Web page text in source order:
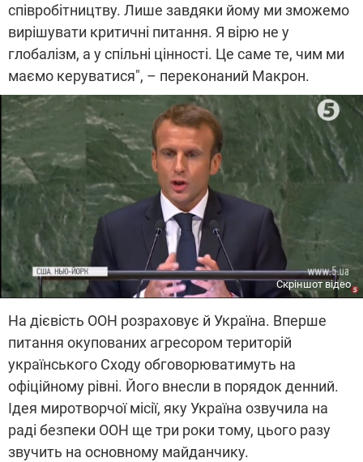
співробітництву. Лише завдяки йому ми зможемо
вирішувати критичні питання. Я вірю не у
глобалізм, а у спільні цінності. Це саме те, чим ми
маємо керуватися", – переконаний Макрон.
Скріншот відео
На дієвість ООН розраховує й Україна. Вперше
питання окупованих агресором територій
українського Сходу обговорюватимуть на
офіційному рівні. Його внесли в порядок денний.
Ідея миротворчої місії, яку Україна озвучила на
раді безпеки ООН ще три роки тому, цього разу
звучить на основному майданчику.